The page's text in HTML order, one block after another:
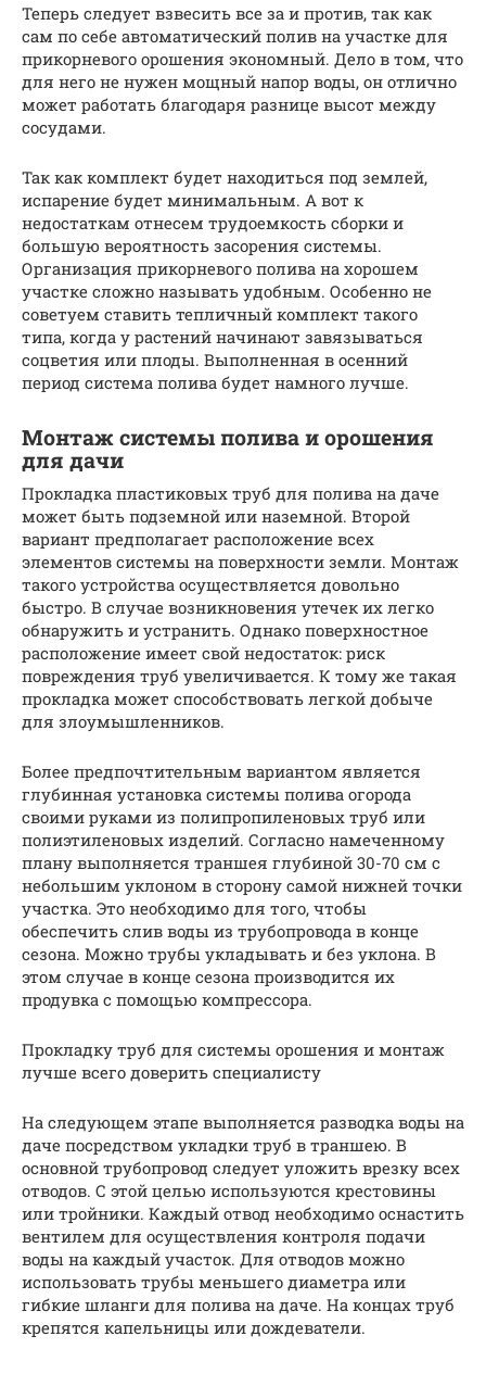
Теперь следует взвесить все за и против, так как
сам по себе автоматический полив на участке для
прикорневого орошения экономный. Дело в том, что
для него не нужен мощный напор воды, он отлично
может работать благодаря разнице высот между
сосудами.
Так как комплект будет находиться под землей,
испарение будет минимальным. А вот к
недостаткам отнесем трудоемкость сборки и
большую вероятность засорения системы.
Организация прикорневого полива на хорошем
участке сложно называть удобным. Особенно не
советуем ставить тепличный комплект такого
типа, когда у растений начинают завязываться
соцветия или плоды. Выполненная в осенний
период система полива будет намного лучше.
Монтаж системы полива и орошения
для дачи
Прокладка пластиковых труб для полива на даче
может быть подземной или наземной. Второй
вариант предполагает расположение всех
элементов системы на поверхности земли. Монтаж
такого устройства осуществляется довольно
быстро. В случае возникновения утечек их легко
обнаружить и устранить. Однако поверхностное
расположение имеет свой недостаток: риск
повреждения труб увеличивается. К тому же такая
прокладка может способствовать легкой добыче
для злоумышленников.
Более предпочтительным вариантом является
глубинная установка системы полива огорода
своими руками из полипропиленовых труб или
полиэтиленовых изделий. Согласно намеченному
плану выполняется траншея глубиной 30-70 см с
небольшим уклоном в сторону самой нижней точки
участка. Это необходимо для того, чтобы
обеспечить слив воды из трубопровода в конце
сезона. Можно трубы укладывать и без уклона. В
этом случае в конце сезона производится их
продувка с помощью компрессора.
Прокладку труб для системы орошения и монтаж
лучше всего доверить специалисту
На следующем этапе выполняется разводка воды на
даче посредством укладки труб в траншею. В
основной трубопровод следует уложить врезку всех
отводов. С этой целью используются крестовины
или тройники. Каждый отвод необходимо оснастить
вентилем для осуществления контроля подачи
воды на каждый участок. Для отводов можно
использовать трубы меньшего диаметра или
гибкие шланги для полива на даче. На концах труб
крепятся капельницы или дождеватели.